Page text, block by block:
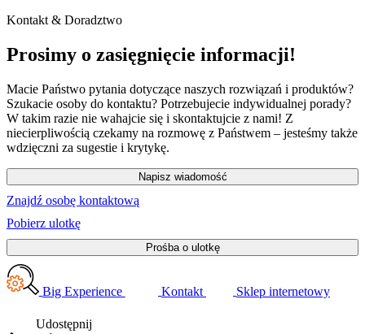
Kontakt & Doradztwo
Prosimy o zasięgnięcie informacji!
Macie Państwo pytania dotyczące naszych rozwiązań i produktów?
Szukacie osoby do kontaktu? Potrzebujecie indywidualnej porady?
W takim razie nie wahajcie się i skontaktujcie z nami! Z
niecierpliwością czekamy na rozmowę z Państwem – jesteśmy także
wdzięczni za sugestie i krytykę.
Napisz wiadomość
Znajdź osobę kontaktową
Pobierz ulotkę
Prośba o ulotkę
Big Experience Kontakt Sklep internetowy
Udostępnij